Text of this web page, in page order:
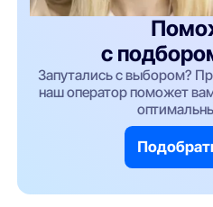
с
Запутались с выбором?
наш оператор поможет